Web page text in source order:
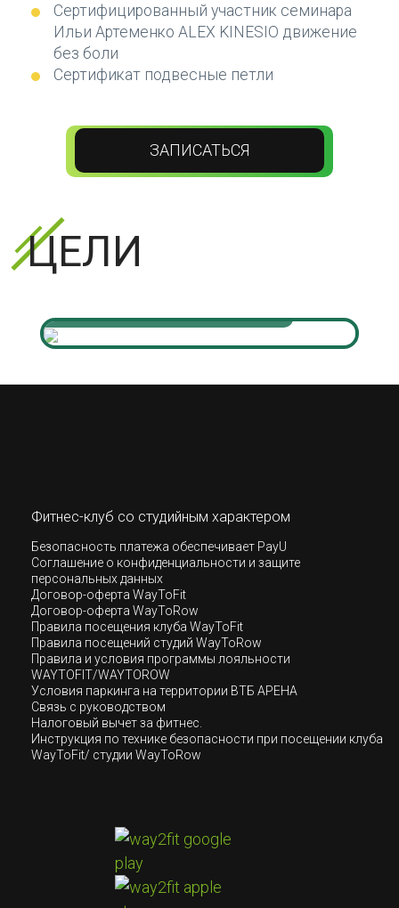
Сертифицированный участник семинара
Ильи Артеменко ALEX KINESIO движение
без боли
Сертификат подвесные петли
ЗАПИСАТЬСЯ
ЦЕЛИ
НАРАЩИВАНИЕ
Фитнес-клуб со студийным характером
Безопасность платежа обеспечивает PayU
Соглашение о конфиденциальности и защите
персональных данных
Договор-оферта WayToFit
Договор-оферта WayToRow
Правила посещения клуба WayToFit
Правила посещений студий WayToRow
Правила и условия программы лояльности
WAYTOFIT/WAYTOROW
Условия паркинга на территории ВТБ АРЕНА
Связь с руководством
Налоговый вычет за фитнес.
Инструкция по технике безопасности при посещении клуба
WayToFit/ студии WayToRow